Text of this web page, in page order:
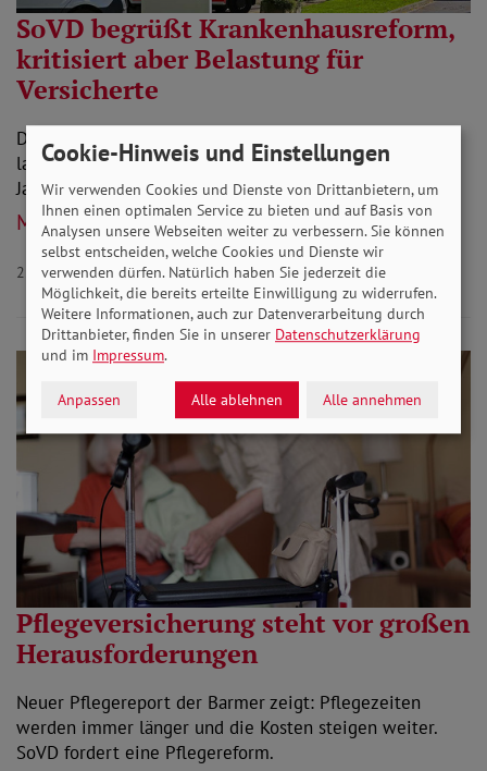
SoVD begrüßt Krankenhausreform,
kritisiert aber Belastung für
Versicherte
Der Bundesrat hat die Krankenhausreform passieren
lassen. Das Gesundheitswesen steht in den nächsten
Jahren vor großen Veränderungen.
Mehr lesen
22.11.2024Aktuelles Gesundheit
Pflegeversicherung steht vor großen
Herausforderungen
Neuer Pflegereport der Barmer zeigt: Pflegezeiten
werden immer länger und die Kosten steigen weiter.
SoVD fordert eine Pflegereform.
Cookie-Hinweis und Einstellungen
Wir verwenden Cookies und Dienste von Drittanbietern, um
Ihnen einen optimalen Service zu bieten und auf Basis von
Analysen unsere Webseiten weiter zu verbessern. Sie können
selbst entscheiden, welche Cookies und Dienste wir
verwenden dürfen. Natürlich haben Sie jederzeit die
Möglichkeit, die bereits erteilte Einwilligung zu widerrufen.
Weitere Informationen, auch zur Datenverarbeitung durch
Drittanbieter, finden Sie in unserer Datenschutzerklärung
und im Impressum.
Anpassen Alle ablehnen Alle annehmen